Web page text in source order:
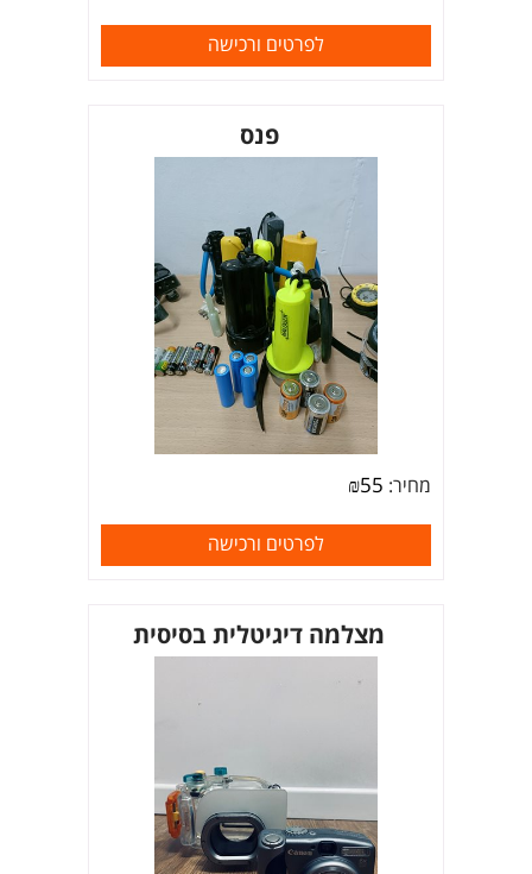
לפרטים ורכישה
פנס
מחיר: ₪55
לפרטים ורכישה
מצלמה דיגיטלית בסיסית